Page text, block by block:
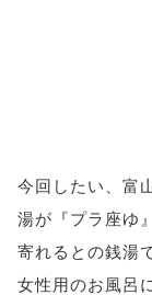
今回したい、富
湯が『プラ座ゆ
寄れるとの銭湯
女性用のお風呂